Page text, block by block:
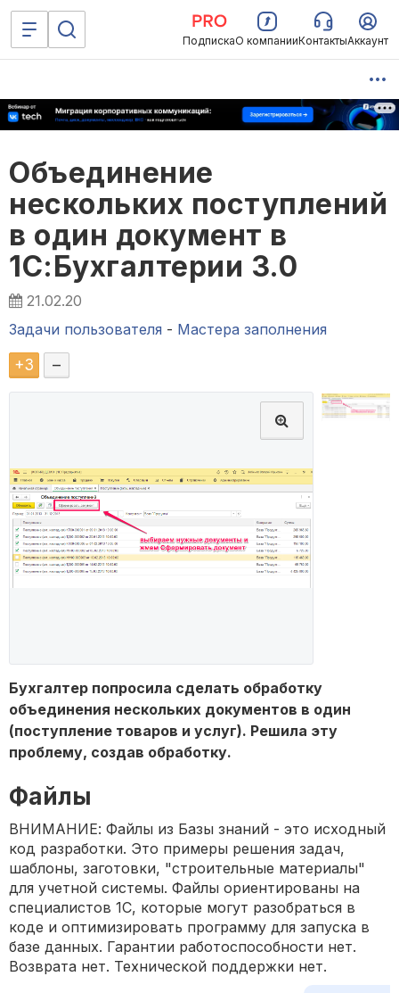
ПодпискаО компанииКонтактыАккаунт
Объединение
нескольких поступлений
в один документ в
1С:Бухгалтерии 3.0
21.02.20
Задачи пользователя - Мастера заполнения
+3 –
Бухгалтер попросила сделать обработку
объединения нескольких документов в один
(поступление товаров и услуг). Решила эту
проблему, создав обработку.
Файлы
ВНИМАНИЕ: Файлы из Базы знаний - это исходный
код разработки. Это примеры решения задач,
шаблоны, заготовки, "строительные материалы"
для учетной системы. Файлы ориентированы на
специалистов 1С, которые могут разобраться в
коде и оптимизировать программу для запуска в
базе данных. Гарантии работоспособности нет.
Возврата нет. Технической поддержки нет.